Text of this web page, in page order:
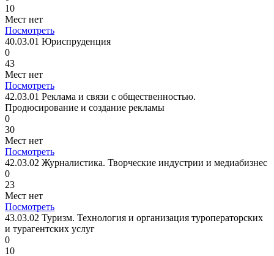
10
Мест нет
Посмотреть
40.03.01 Юриспруденция
0
43
Мест нет
Посмотреть
42.03.01 Реклама и связи с общественностью.
Продюсирование и создание рекламы
0
30
Мест нет
Посмотреть
42.03.02 Журналистика. Творческие индустрии и медиабизнес
0
23
Мест нет
Посмотреть
43.03.02 Туризм. Технология и организация туроператорских
и турагентских услуг
0
10